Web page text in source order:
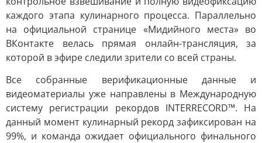
каждого этапа кулинарного процесса. Параллельно
на официальной странице «Мидийного места» во
ВКонтакте велась прямая онлайн-трансляция, за
которой в эфире следили зрители со всей страны.
Все собранные верификационные данные и
видеоматериалы уже направлены в Международную
систему регистрации рекордов INTERRECORD™. На
данный момент кулинарный рекорд зафиксирован на
99%, и команда ожидает официального финального